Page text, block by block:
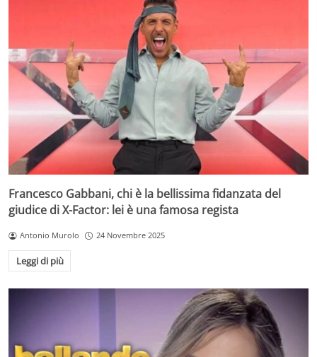
Francesco Gabbani, chi è la bellissima fidanzata del
giudice di X-Factor: lei è una famosa regista
Antonio Murolo 24 Novembre 2025
Leggi di più